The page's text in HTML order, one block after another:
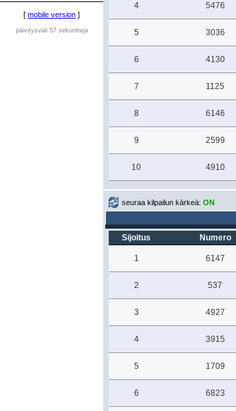
[ mobile version ]
päivitysväli 57 sekuntteja
4 5476
5 3036
6 4130
7 1125
8 6146
9 2599
10 4910
seuraa kilpailun kärkeä: ON
Sijoitus Numero
1 6147
2 537
3 4927
4 3915
5 1709
6 6823